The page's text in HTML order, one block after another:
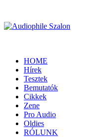
HOME
Hírek
Tesztek
Bemutatók
Cikkek
Zene
Pro Audio
Oldies
RÓLUNK